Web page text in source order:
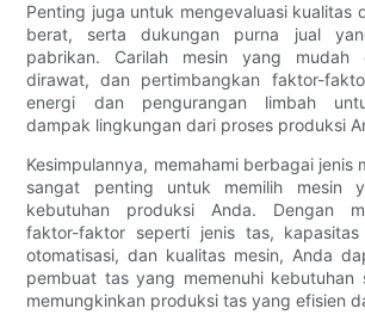
Penting juga untuk mengevaluasi kualitas
berat, serta dukungan purna jual
pabrikan. Carilah mesin yang mudah
dirawat, dan pertimbangkan faktor-
energi dan pengurangan limbah
dampak lingkungan dari proses produksi
Kesimpulannya, memahami berbagai jenis
sangat penting untuk memilih mesin
kebutuhan produksi Anda. Dengan
faktor-faktor seperti jenis tas,
otomatisasi, dan kualitas mesin, Anda
pembuat tas yang memenuhi kebutuhan
memungkinkan produksi tas yang efisien